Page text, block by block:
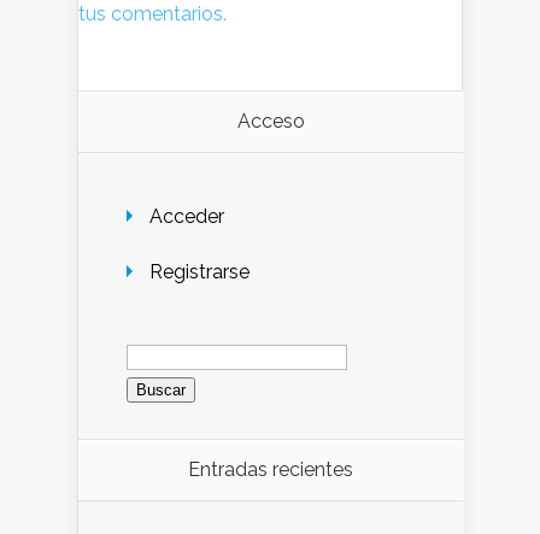
tus comentarios.
Acceso
Acceder
Registrarse
Buscar:
Entradas recientes